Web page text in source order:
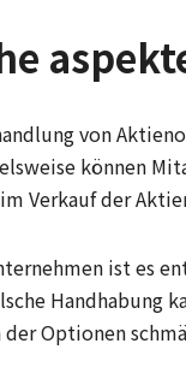
von
können
Verkauf der
ist es
Handhabung
Optionen